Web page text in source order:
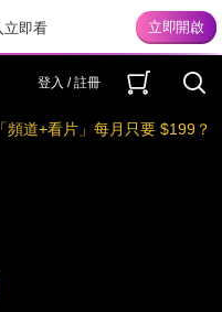
立即看
登入 / 註冊
「頻道+看片」每月只要 $199？